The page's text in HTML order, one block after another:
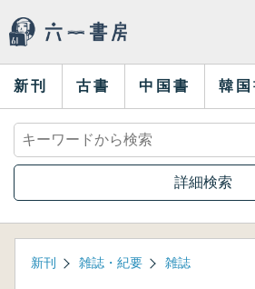
新刊 古書 中国書 韓国
詳細検索
新刊 雑誌・紀要 雑誌